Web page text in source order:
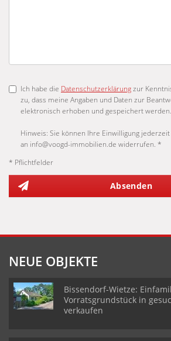
Ich habe die Datenschutzerklärungzur
zu, dass meine Angaben und Daten zur
elektronisch erhoben und gespeichert werden.
Hinweis: Sie können Ihre Einwilligung
an info@voogd-immobilien.de widerrufen. *
* Pflichtfelder
Absenden
NEUE OBJEKTE
Bissendorf-Wietze:
Vorratsgrundstück in
verkaufen